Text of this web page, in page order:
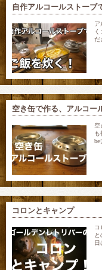
自作アルコールストーブ
ア
だ
空き缶で作る、アルコー
空
be
コロンとキャンプ
コ
日